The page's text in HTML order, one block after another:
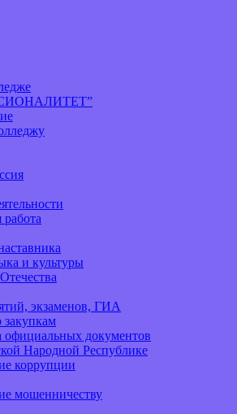
работа
и культуры
экзаменов, ГИА
официальных документов
Народной Республике
коррупции
мошенничеству